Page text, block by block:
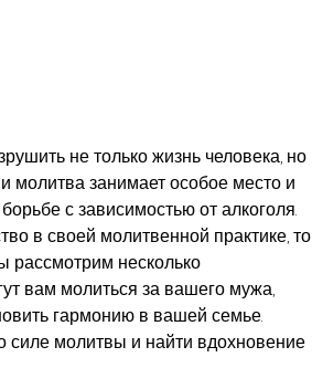
не только жизнь человека, но
молитва занимает особое место и
с зависимостью от алкоголя.
в своей молитвенной практике, то
рассмотрим несколько
вам молиться за вашего мужа,
гармонию в вашей семье.
силе молитвы и найти вдохновение